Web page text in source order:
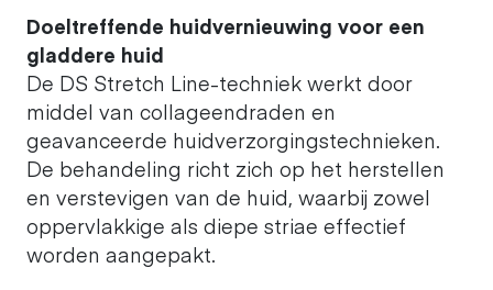
Doeltreffende huidvernieuwing voor een
gladdere huid
De DS Stretch Line-techniek werkt door
middel van collageendraden en
geavanceerde huidverzorgingstechnieken.
De behandeling richt zich op het herstellen
en verstevigen van de huid, waarbij zowel
oppervlakkige als diepe striae effectief
worden aangepakt.